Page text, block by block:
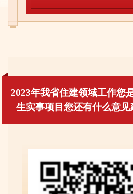
2023年我省住建领域工作您
生实事项目您还有什么意